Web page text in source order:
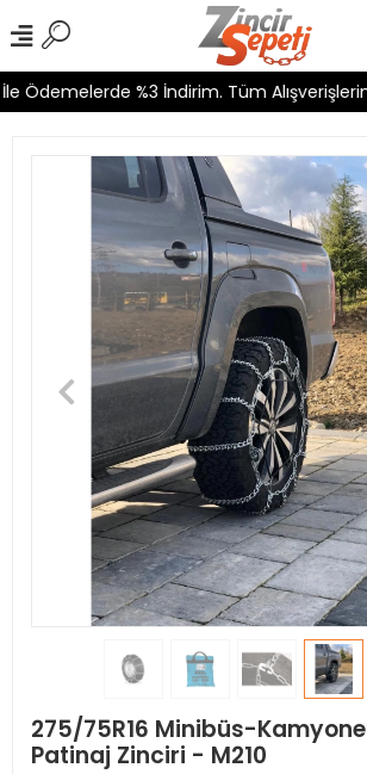
Ödemelerde %3 İndirim. Tüm
275/75R16 Minibüs-
Patinaj Zinciri - M210